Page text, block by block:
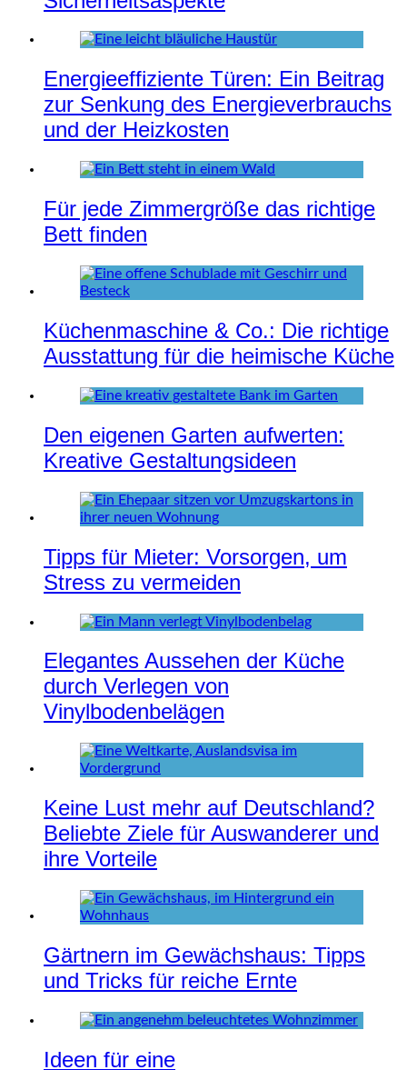
Energieeffiziente Türen: Ein Beitrag
zur Senkung des Energieverbrauchs
und der Heizkosten
Für jede Zimmergröße das richtige
Bett finden
Küchenmaschine & Co.: Die richtige
Ausstattung für die heimische Küche
Den eigenen Garten aufwerten:
Kreative Gestaltungsideen
Tipps für Mieter: Vorsorgen, um
Stress zu vermeiden
Elegantes Aussehen der Küche
durch Verlegen von
Vinylbodenbelägen
Keine Lust mehr auf Deutschland?
Beliebte Ziele für Auswanderer und
ihre Vorteile
Gärtnern im Gewächshaus: Tipps
und Tricks für reiche Ernte
Ideen für eine